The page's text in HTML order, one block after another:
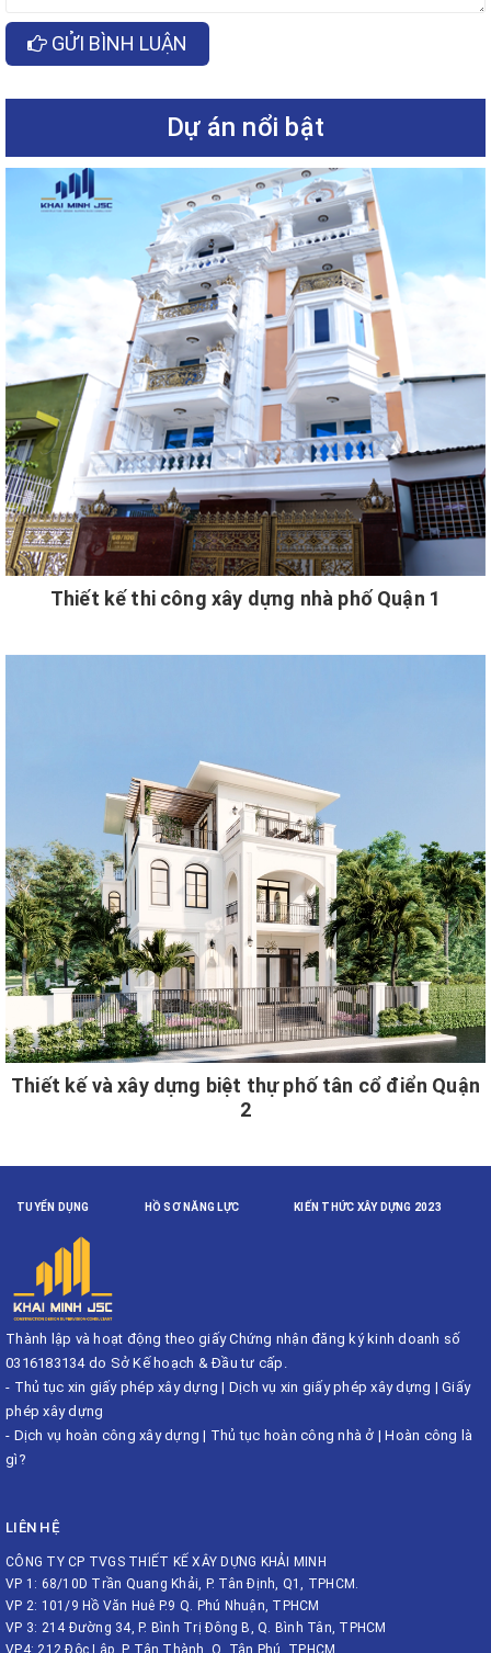
GỬI BÌNH LUẬN
Dự án nổi bật
Thiết kế thi công xây dựng nhà phố Quận 1
Thiết kế và xây dựng biệt thự phố tân cổ điển Quận
2
TUYỂN DỤNG HỒ SƠ NĂNG LỰC KIẾN THỨC XÂY DỰNG 2023
Thành lập và hoạt động theo giấy Chứng nhận đăng ký kinh doanh số
0316183134 do Sở Kế hoạch & Đầu tư cấp.
- Thủ tục xin giấy phép xây dựng | Dịch vụ xin giấy phép xây dựng | Giấy
phép xây dựng
- Dịch vụ hoàn công xây dựng | Thủ tục hoàn công nhà ở |Hoàn công là
gì?
LIÊN HỆ
CÔNG TY CP TVGS THIẾT KẾ XÂY DỰNG KHẢI MINH
VP 1: 68/10D Trần Quang Khải, P. Tân Định, Q1, TPHCM.
VP 2: 101/9 Hồ Văn Huê P.9 Q. Phú Nhuận, TPHCM
VP 3: 214 Đường 34, P. Bình Trị Đông B, Q. Bình Tân, TPHCM
VP4: 212 Độc Lập, P. Tân Thành, Q. Tân Phú, TPHCM